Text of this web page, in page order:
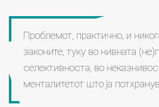
Проблемот, практично, и
законите, туку во нивната
селективноста, во
менталитетот што ја